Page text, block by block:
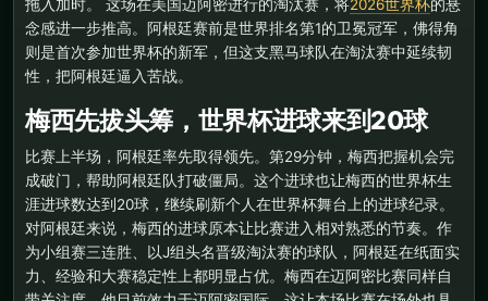
拖入加时。 这场在美国迈阿密进行的淘汰赛，将2026世界杯的悬
念感进一步推高。阿根廷赛前是世界排名第1的卫冕冠军，佛得角
则是首次参加世界杯的新军，但这支黑马球队在淘汰赛中延续韧
性，把阿根廷逼入苦战。
梅西先拔头筹，世界杯进球来到20球
比赛上半场，阿根廷率先取得领先。第29分钟，梅西把握机会完
成破门，帮助阿根廷队打破僵局。这个进球也让梅西的世界杯生
涯进球数达到20球，继续刷新个人在世界杯舞台上的进球纪录。
对阿根廷来说，梅西的进球原本让比赛进入相对熟悉的节奏。作
为小组赛三连胜、以J组头名晋级淘汰赛的球队，阿根廷在纸面实
力、经验和大赛稳定性上都明显占优。梅西在迈阿密比赛同样自